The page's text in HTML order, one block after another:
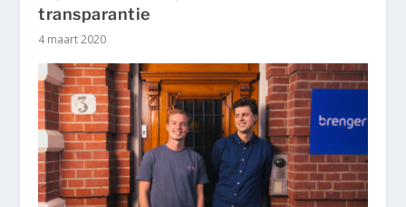
transparantie
4 maart 2020